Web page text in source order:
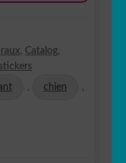
, Catalog,
, chien ,